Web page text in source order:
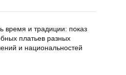
время и традиции: показ
платьев разных
и национальностей